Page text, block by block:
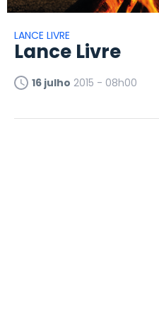
LANCE LIVRE
Lance Livre
16 julho 2015 - 08h00